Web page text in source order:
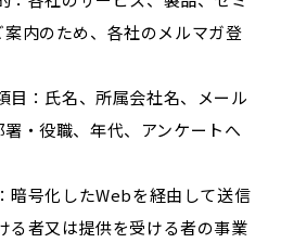
内のため、各社のメルマガ登
目：氏名、所属会社名、メール
・役職、年代、アンケートへ
暗号化したWebを経由して送信
る者又は提供を受ける者の事業